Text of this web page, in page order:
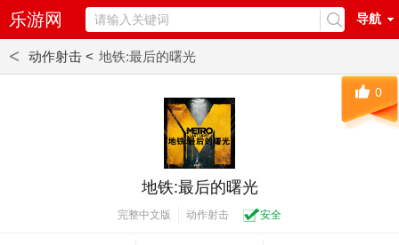
乐游网 导航
< 动作射击 < 地铁:最后的曙光
地铁:最后的曙光
完整中文版 动作射击 安全
0